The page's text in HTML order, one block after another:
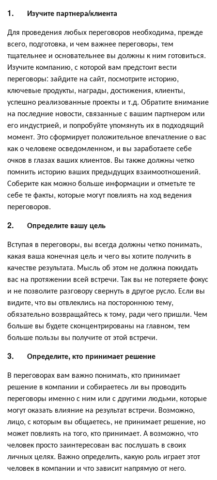
1. Изучите партнера/клиента
Для проведения любых переговоров необходима, прежде
всего, подготовка, и чем важнее переговоры, тем
тщательнее и основательнее вы должны к ним готовиться.
Изучите компанию, с которой вам предстоит вести
переговоры: зайдите на сайт, посмотрите историю,
ключевые продукты, награды, достижения, клиенты,
успешно реализованные проекты и т.д. Обратите внимание
на последние новости, связанные с вашим партнером или
его индустрией, и попробуйте упомянуть их в подходящий
момент. Это сформирует положительное впечатление о вас
как о человеке осведомленном, и вы заработаете себе
очков в глазах ваших клиентов. Вы также должны четко
помнить историю ваших предыдущих взаимоотношений.
Соберите как можно больше информации и отметьте те
себе те факты, которые могут повлиять на ход ведения
переговоров.
2. Определите вашу цель
Вступая в переговоры, вы всегда должны четко понимать,
какая ваша конечная цель и чего вы хотите получить в
качестве результата. Мысль об этом не должна покидать
вас на протяжении всей встречи. Так вы не потеряете фокус
и не позволите разговору свернуть в другое русло. Если вы
видите, что вы отвлеклись на постороннюю тему,
обязательно возвращайтесь к тому, ради чего пришли. Чем
больше вы будете сконцентрированы на главном, тем
больше пользы вы получите от этой встречи.
3. Определите, кто принимает решение
В переговорах вам важно понимать, кто принимает
решение в компании и собираетесь ли вы проводить
переговоры именно с ним или с другими людьми, которые
могут оказать влияние на результат встречи. Возможно,
лицо, с которым вы общаетесь, не принимает решение, но
может повлиять на того, кто принимает. А возможно, что
человек просто заинтересован вас послушать в своих
личных целях. Важно определить, какую роль играет этот
человек в компании и что зависит напрямую от него.